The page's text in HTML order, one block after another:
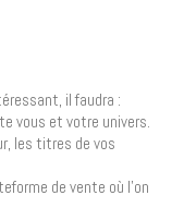
il faudra :
vous et votre univers.
les titres de vos
de vente où l’on